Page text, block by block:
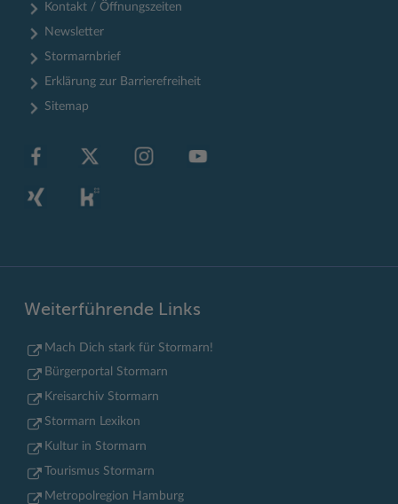
Kontakt / Öffnungszeiten
Newsletter
Stormarnbrief
Erklärung zur Barrierefreiheit
Sitemap
Weiterführende Links
Mach Dich stark für Stormarn!
Bürgerportal Stormarn
Kreisarchiv Stormarn
Stormarn Lexikon
Kultur in Stormarn
Tourismus Stormarn
Metropolregion Hamburg